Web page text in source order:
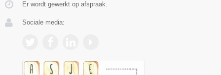
Er wordt gewerkt op afspraak.
Sociale media: